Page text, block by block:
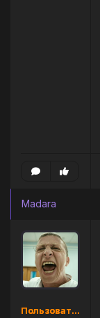
Madara
Пользователь